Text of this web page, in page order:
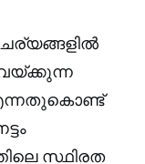
എന്നതുകൊണ്ട്
സ്ഥിരത